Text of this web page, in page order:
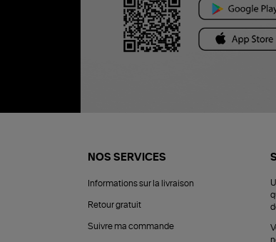
NOS SERVICES
Informations sur la livraison
Retour gratuit
Suivre ma commande